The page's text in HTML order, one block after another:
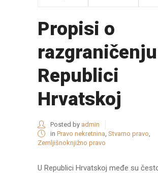
Propisi o
Republici
Hrvatskoj
Posted by admin
in Pravo nekretnina, Stvarno pravo,
Zemljišnoknjižno pravo
U Republici Hrvatskoj međe su